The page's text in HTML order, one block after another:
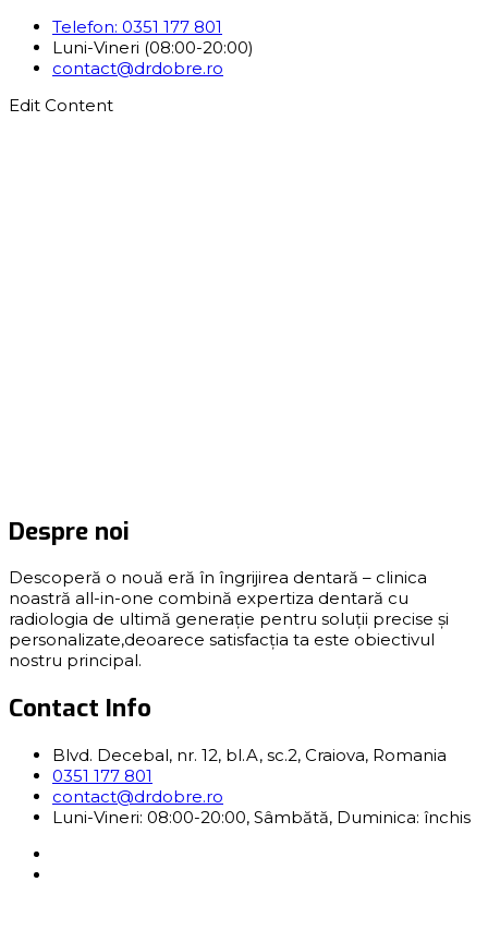
Telefon: 0351 177 801
Luni-Vineri (08:00-20:00)
contact@drdobre.ro
Edit Content
Despre noi
Descoperă o nouă eră în îngrijirea dentară – clinica
noastră all-in-one combină expertiza dentară cu
radiologia de ultimă generație pentru soluții precise și
personalizate,deoarece satisfacția ta este obiectivul
nostru principal.
Contact Info
Blvd. Decebal, nr. 12, bl.A, sc.2, Craiova, Romania
0351 177 801
contact@drdobre.ro
Luni-Vineri: 08:00-20:00, Sâmbătă, Duminica: închis